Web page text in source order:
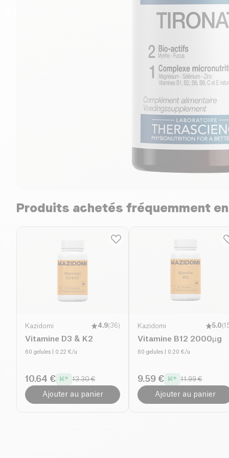
Produits achetés fréquemment
Kazidomi 4.9(36)
Vitamine D3 & K2
60 gelules | 0.22 €/u
10.64 € 13.30 €
Ajouter au panier
Kazidomi 5.0(
Vitamine B12 2000µg
60 gelules | 0.20 €/u
9.59 € 11.99 €
Ajouter au panier